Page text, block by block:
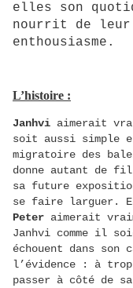
elles son
nourrit de
enthousiasme.
L’histoire :
Janhvi aimerait
soit aussi simple
migratoire des
donne autant de
sa future
se faire larguer.
Peter aimerait
Janhvi comme il
échouent dans
l’évidence : à
passer à côté de